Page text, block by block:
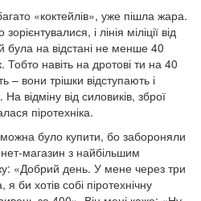
«коктейлів», уже пішла жара.
і лінія міліції від
була на відстані не менше 40
Тобто навіть на дротові ти на 40
– вони трішки відступають і
відміну від силовиків, зброї
піротехніка.
можна було купити, бо забороняли
магазин з найбільшим
«Добрий день. У мене через три
би хотів собі піротехнічну